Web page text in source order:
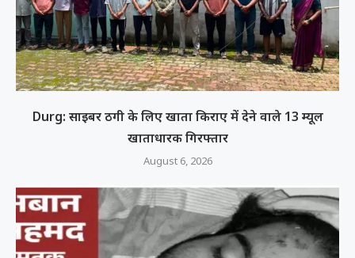
Durg: साइबर ठगी के लिए खाता किराए में देने वाले 13 म्यूल
खाताधारक गिरफ्तार
August 6, 2026